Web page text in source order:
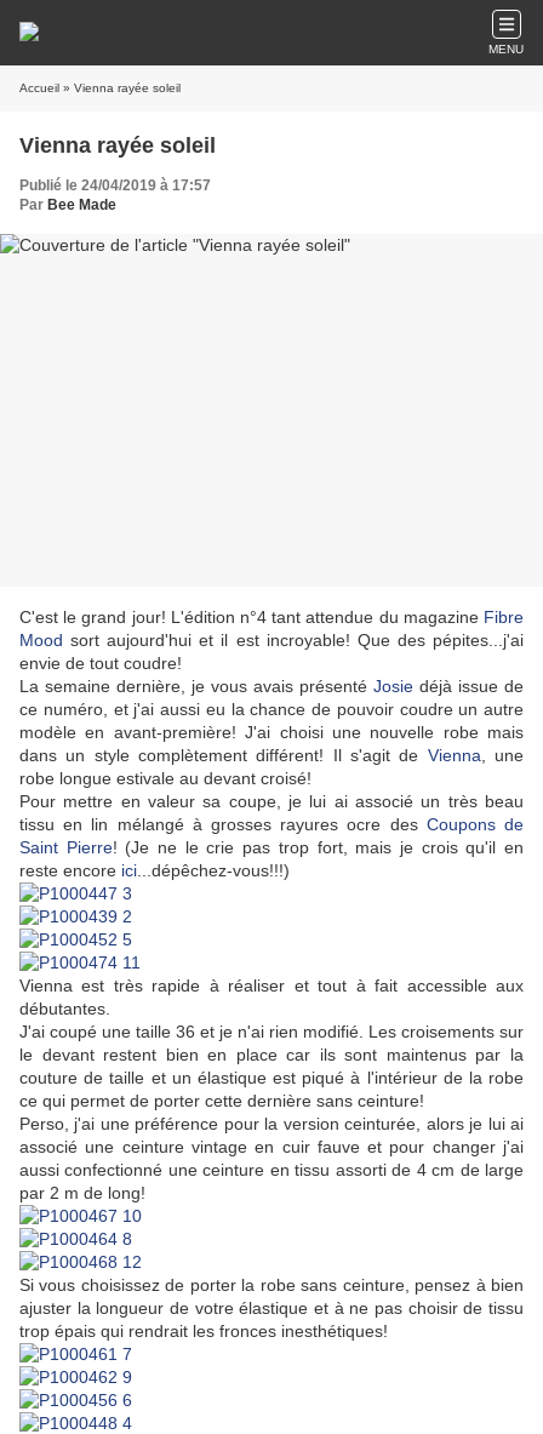
MENU
Accueil » Vienna rayée soleil
Vienna rayée soleil
Publié le 24/04/2019 à 17:57
Par Bee Made
C'est le grand jour! L'édition n°4 tant attendue du magazine Fibre
Mood sort aujourd'hui et il est incroyable! Que des pépites...j'ai
envie de tout coudre!
La semaine dernière, je vous avais présenté Josie déjà issue de
ce numéro, et j'ai aussi eu la chance de pouvoir coudre un autre
modèle en avant-première! J'ai choisi une nouvelle robe mais
dans un style complètement différent! Il s'agit de Vienna , une
robe longue estivale au devant croisé!
Pour mettre en valeur sa coupe, je lui ai associé un très beau
tissu en lin mélangé à grosses rayures ocre des Coupons de
Saint Pierre! (Je ne le crie pas trop fort, mais je crois qu'il en
reste encore ici ...dépêchez-vous!!!)
Vienna est très rapide à réaliser et tout à fait accessible aux
débutantes.
J'ai coupé une taille 36 et je n'ai rien modifié. Les croisements sur
le devant restent bien en place car ils sont maintenus par la
couture de taille et un élastique est piqué à l'intérieur de la robe
ce qui permet de porter cette dernière sans ceinture!
Perso, j'ai une préférence pour la version ceinturée, alors je lui ai
associé une ceinture vintage en cuir fauve et pour changer j'ai
aussi confectionné une ceinture en tissu assorti de 4 cm de large
par 2 m de long!
Si vous choisissez de porter la robe sans ceinture, pensez à bien
ajuster la longueur de votre élastique et à ne pas choisir de tissu
trop épais qui rendrait les fronces inesthétiques!